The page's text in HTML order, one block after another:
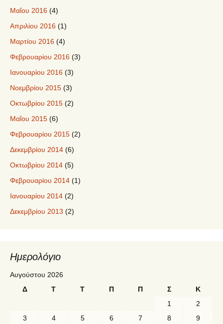
Μαΐου 2016 (4)
Απριλίου 2016 (1)
Μαρτίου 2016 (4)
Φεβρουαρίου 2016 (3)
Ιανουαρίου 2016 (3)
Νοεμβρίου 2015 (3)
Οκτωβρίου 2015 (2)
Μαΐου 2015 (6)
Φεβρουαρίου 2015 (2)
Δεκεμβρίου 2014 (6)
Οκτωβρίου 2014 (5)
Φεβρουαρίου 2014 (1)
Ιανουαρίου 2014 (2)
Δεκεμβρίου 2013 (2)
Ημερολόγιο
Αυγούστου 2026
Δ
Τ Τ Π Π Σ Κ
1
2
3
4 5 6 7 8
9